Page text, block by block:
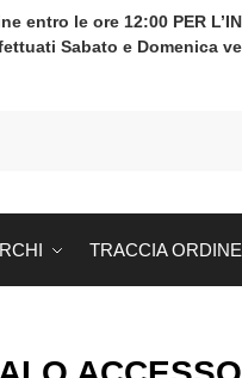
entro le ore 12:00 PER
Sabato e Domenica
TRACCIA ORDINE